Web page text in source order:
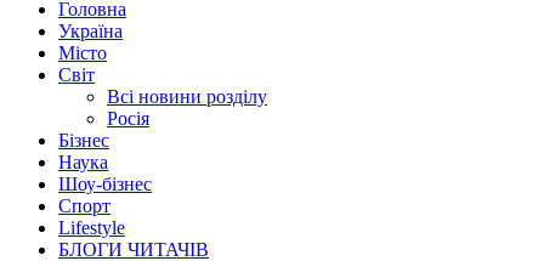
Головна
Україна
Місто
Світ
Всі новини розділу
Росія
Бізнес
Наука
Шоу-бізнес
Спорт
Lifestyle
БЛОГИ ЧИТАЧІВ